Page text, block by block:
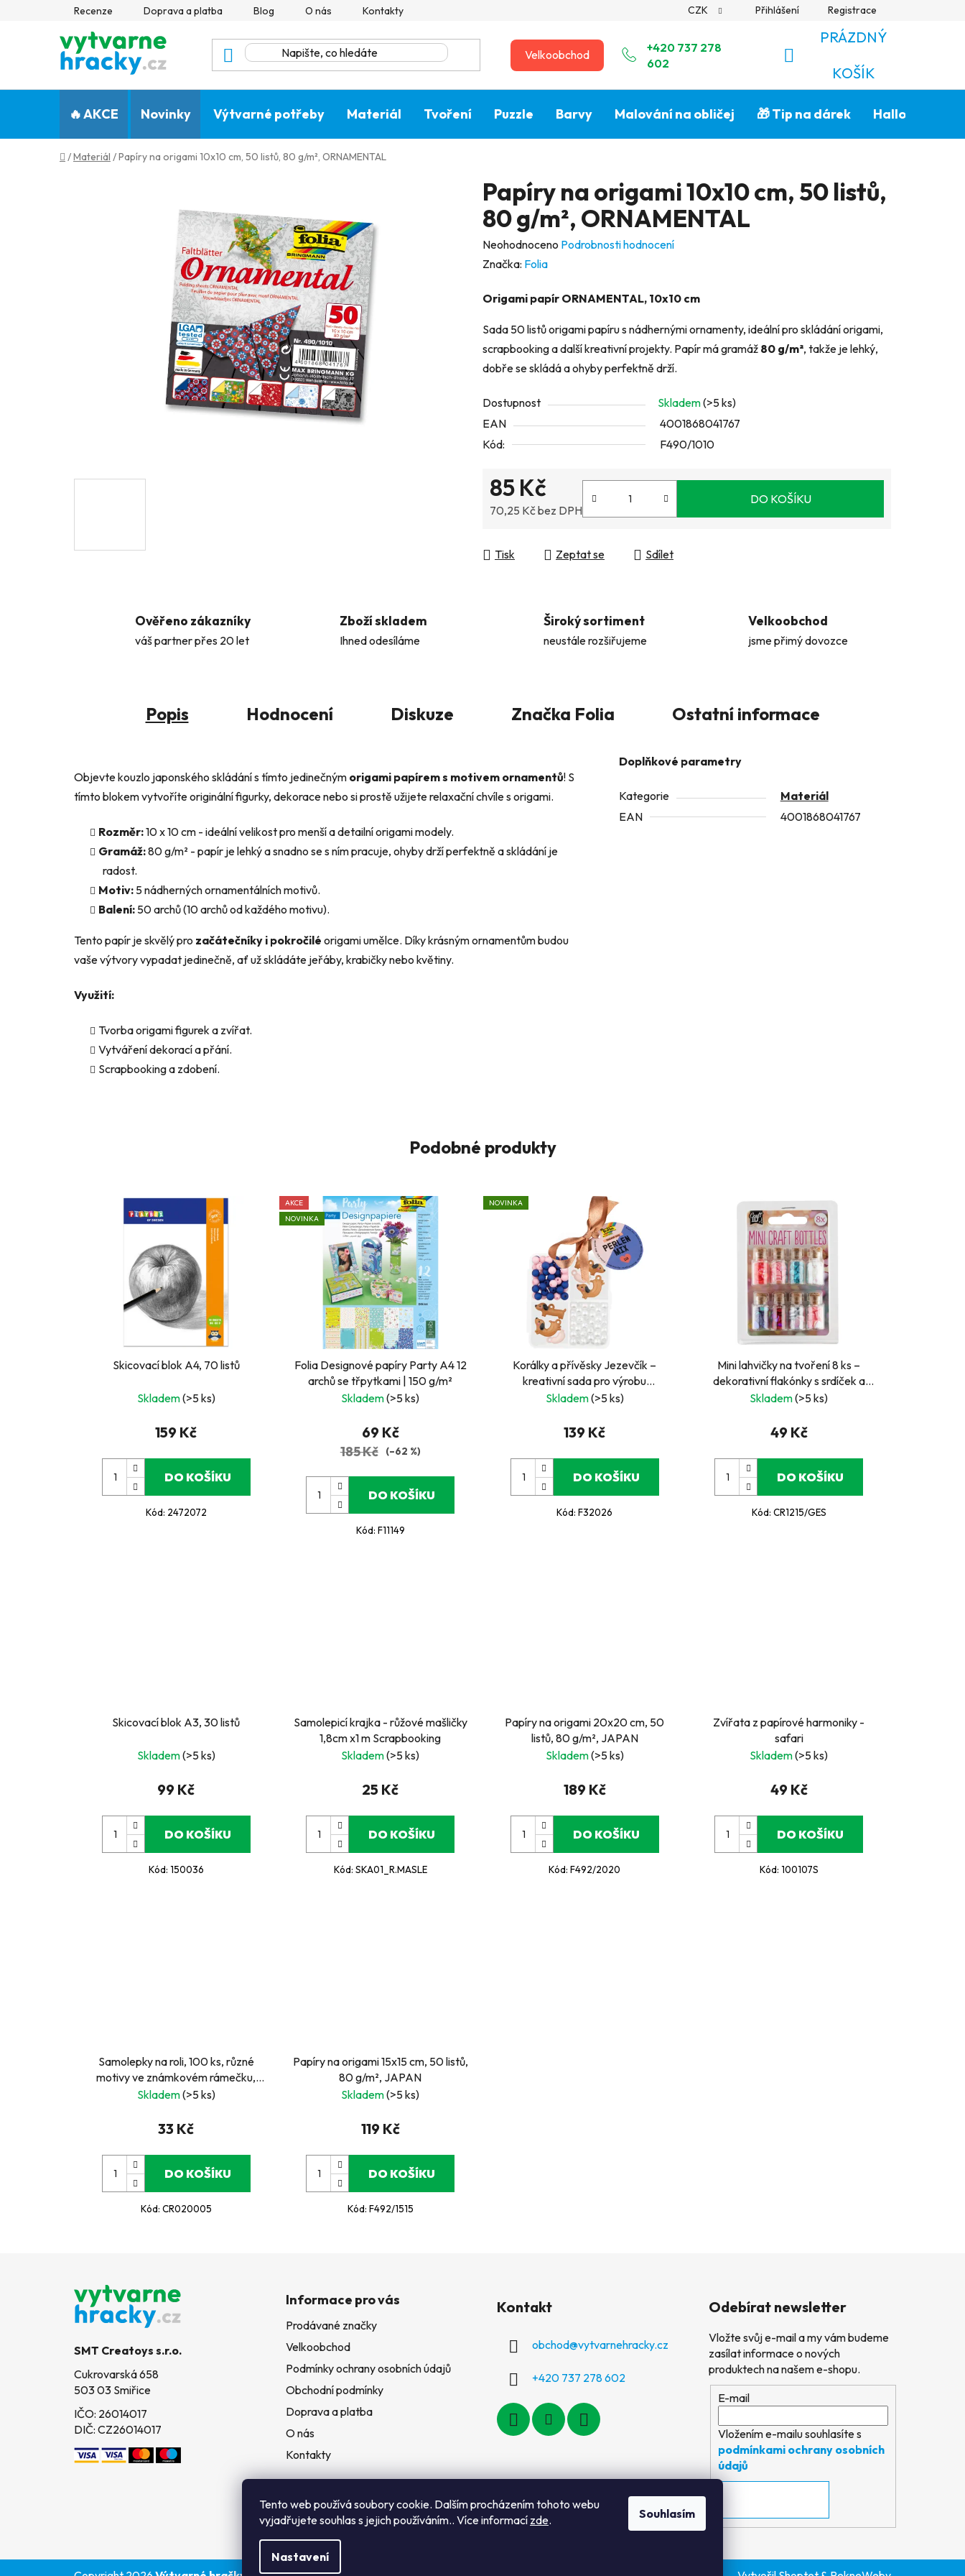
Tento web používá soubory cookie. Dalším procházením tohoto webu
vyjadřujete souhlas s jejich používáním.. Více informací zde.
Nastavení
Souhlasím
Recenze Doprava a platba Blog O nás Kontakty CZK Přihlášení Registrace
Velkoobchod
+420 737 278
602
NÁKUPNÍ
KOŠÍK
PRÁZDNÝ
KOŠÍK
🔥 AKCE Novinky Výtvarné potřeby Materiál Tvoření Puzzle Barvy Malování na obličej 🎁 Tip na dárek Halloween🎃
Domů
/Materiál /Papíry na origami 10x10 cm, 50 listů, 80 g/m², ORNAMENTAL
Papíry na origami 10x10 cm, 50 listů,
80 g/m², ORNAMENTAL
Průměrné
hodnocení
je
0,0
5
Neohodnoceno Podrobnosti hodnocení
Značka: Folia
Origami papír ORNAMENTAL, 10x10 cm
Sada 50 listů origami papíru s nádhernými ornamenty, ideální pro skládání origami,
scrapbooking a další kreativní projekty. Papír má gramáž 80 g/m², takže je lehký,
dobře se skládá a ohyby perfektně drží.
Dostupnost Skladem(>5 ks)
EAN
4001868041767
Kód:
F490/1010
85 Kč
70,25 Kč bez DPH
DO KOŠÍKU
Tisk Zeptat se Sdílet
Ověřeno zákazníky
váš partner přes 20 let
Zboží skladem
Ihned odesíláme
Široký sortiment
neustále rozšiřujeme
Velkoobchod
jsme přimý dovozce
Popis Hodnocení Diskuze Značka Folia Ostatní informace
Objevte kouzlo japonského skládání s tímto jedinečným origami papírem s motivem ornamentů! S
tímto blokem vytvoříte originální figurky, dekorace nebo si prostě užijete relaxační chvíle s origami.
Rozměr:10 x 10 cm - ideální velikost pro menší a detailní origami modely.
Gramáž:80 g/m² - papír je lehký a snadno se s ním pracuje, ohyby drží perfektně a skládání je
radost.
Motiv: 5 nádherných ornamentálních motivů.
Balení: 50 archů (10 archů od každého motivu).
Tento papír je skvělý pro začátečníky i pokročilé origami umělce. Díky krásným ornamentům budou
vaše výtvory vypadat jedinečně, ať už skládáte jeřáby, krabičky nebo květiny.
Využití:
Tvorba origami figurek a zvířat.
Vytváření dekorací a přání.
Scrapbooking a zdobení.
Doplňkové parametry
Kategorie
Materiál
EAN
4001868041767
Podobné produkty
Skicovací blok A4, 70 listů
Skladem(>5 ks)
159 Kč
DO KOŠÍKU
Kód: 2472072
AKCE
NOVINKA
Folia Designové papíry Party A4 12
archů se třpytkami | 150 g/m²
Skladem(>5 ks)
69 Kč
185 Kč (–62 %)
DO KOŠÍKU
Kód: F11149
NOVINKA
Korálky a přívěsky Jezevčík –
kreativní sada pro výrobu
originálních šperků
Skladem(>5 ks)
139 Kč
DO KOŠÍKU
Kód:F32026
Mini lahvičky na tvoření 8 ks –
dekorativní flakónky s srdíček a
koleček
Skladem(>5 ks)
49 Kč
DO KOŠÍKU
Kód: CR1215/GES
Skicovací blok A3, 30 listů
Skladem(>5 ks)
99 Kč
DO KOŠÍKU
Kód: 150036
Samolepicí krajka - růžové mašličky
1,8cm x1 m Scrapbooking
Skladem(>5 ks)
25 Kč
DO KOŠÍKU
Kód: SKA01_R.MASLE
Papíry na origami 20x20 cm, 50
listů, 80 g/m², JAPAN
Skladem(>5 ks)
189 Kč
DO KOŠÍKU
Kód:F492/2020
Zvířata z papírové harmoniky -
safari
Skladem(>5 ks)
49 Kč
DO KOŠÍKU
Kód: 100107S
Samolepky na roli, 100 ks, různé
motivy ve známkovém rámečku,
modré
Skladem(>5 ks)
33 Kč
DO KOŠÍKU
Kód: CR020005
Papíry na origami 15x15 cm, 50 listů,
80 g/m², JAPAN
Skladem(>5 ks)
119 Kč
DO KOŠÍKU
Kód: F492/1515
SMT Creatoys s.r.o.
Cukrovarská 658
503 03 Smiřice
IČO: 26014017
DIČ: CZ26014017
Informace pro vás
Prodávané značky
Velkoobchod
Podmínky ochrany osobních údajů
Obchodní podmínky
Doprava a platba
O nás
Kontakty
Kontakt
obchod@vytvarnehracky.cz
+420 737 278 602
Odebírat newsletter
Vložte svůj e-mail a my vám budeme
zasílat informace o nových
produktech na našem e-shopu.
E-mail
Vložením e-mailu souhlasíte s
podmínkami ochrany osobních
údajů